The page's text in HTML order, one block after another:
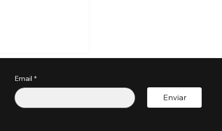
para visas
Email *
Enviar